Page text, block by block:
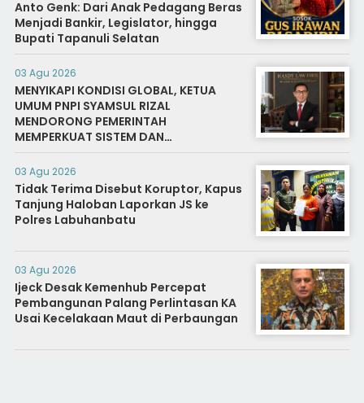
Anto Genk: Dari Anak Pedagang Beras
Menjadi Bankir, Legislator, hingga
Bupati Tapanuli Selatan
03 Agu 2026
MENYIKAPI KONDISI GLOBAL, KETUA
UMUM PNPI SYAMSUL RIZAL
MENDORONG PEMERINTAH
MEMPERKUAT SISTEM DAN
INFRASTRUKTUR INTELIJEN NEGARA
03 Agu 2026
Tidak Terima Disebut Koruptor, Kapus
Tanjung Haloban Laporkan JS ke
Polres Labuhanbatu
03 Agu 2026
Ijeck Desak Kemenhub Percepat
Pembangunan Palang Perlintasan KA
Usai Kecelakaan Maut di Perbaungan